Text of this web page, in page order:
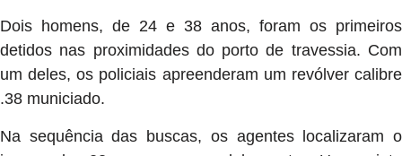
Dois homens, de 24 e 38 anos, foram os primeiros
detidos nas proximidades do porto de travessia. Com
um deles, os policiais apreenderam um revólver calibre
.38 municiado.
Na sequência das buscas, os agentes localizaram o